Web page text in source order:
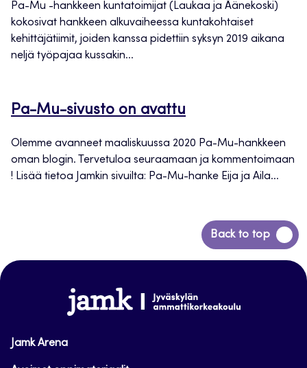
Pa-Mu -hankkeen kuntatoimijat (Laukaa ja Äänekoski)
kokosivat hankkeen alkuvaiheessa kuntakohtaiset
kehittäjätiimit, joiden kanssa pidettiin syksyn 2019 aikana
neljä työpajaa kussakin...
Pa-Mu-sivusto on avattu
Olemme avanneet maaliskuussa 2020 Pa-Mu-hankkeen
oman blogin. Tervetuloa seuraamaan ja kommentoimaan
! Lisää tietoa Jamkin sivuilta: Pa-Mu-hanke Eija ja Aila...
Back to top
Siirry
takaisin
www.jamk.fi
Jamk Arena